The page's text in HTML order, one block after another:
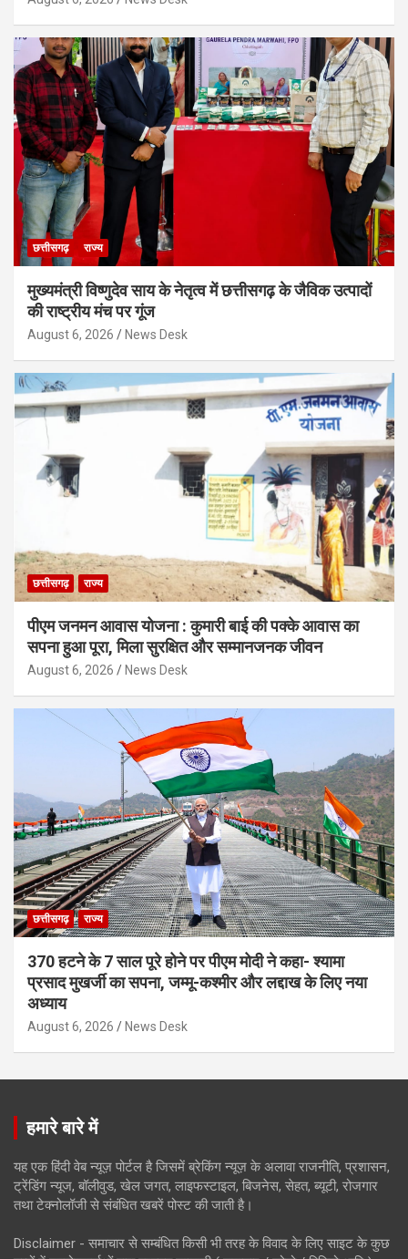
छत्तीसगढ़ राज्य
मुख्यमंत्री विष्णुदेव साय के नेतृत्व में छत्तीसगढ़ के जैविक उत्पादों
की राष्ट्रीय मंच पर गूंज
August 6, 2026 News Desk
छत्तीसगढ़ राज्य
पीएम जनमन आवास योजना : कुमारी बाई की पक्के आवास का
सपना हुआ पूरा, मिला सुरक्षित और सम्मानजनक जीवन
August 6, 2026 News Desk
छत्तीसगढ़ राज्य
370 हटने के 7 साल पूरे होने पर पीएम मोदी ने कहा- श्यामा
प्रसाद मुखर्जी का सपना, जम्मू-कश्मीर और लद्दाख के लिए नया
अध्याय
August 6, 2026 News Desk
हमारे बारे में
यह एक हिंदी वेब न्यूज़ पोर्टल है जिसमें ब्रेकिंग न्यूज़ के अलावा राजनीति, प्रशासन,
ट्रेंडिंग न्यूज, बॉलीवुड, खेल जगत, लाइफस्टाइल, बिजनेस, सेहत, ब्यूटी, रोजगार
तथा टेक्नोलॉजी से संबंधित खबरें पोस्ट की जाती है।
Disclaimer - समाचार से सम्बंधित किसी भी तरह के विवाद के लिए साइट के कुछ